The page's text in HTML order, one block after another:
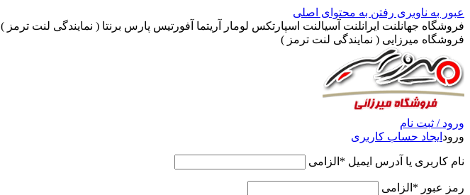
عبور به ناوبری رفتن به محتوای اصلی
فروشگاه جهانلنت ایرانلنت آسیالنت اسپارتکس لومار آریتما آفورتیس پارس برنتا ( نمایندگی لنت ترمز )
فروشگاه میرزایی ( نمایندگی لنت ترمز )
ورود / ثبت نام
ورود ایجاد حساب کاربری
نام کاربری یا آدرس ایمیل * الزامی
رمز عبور * الزامی